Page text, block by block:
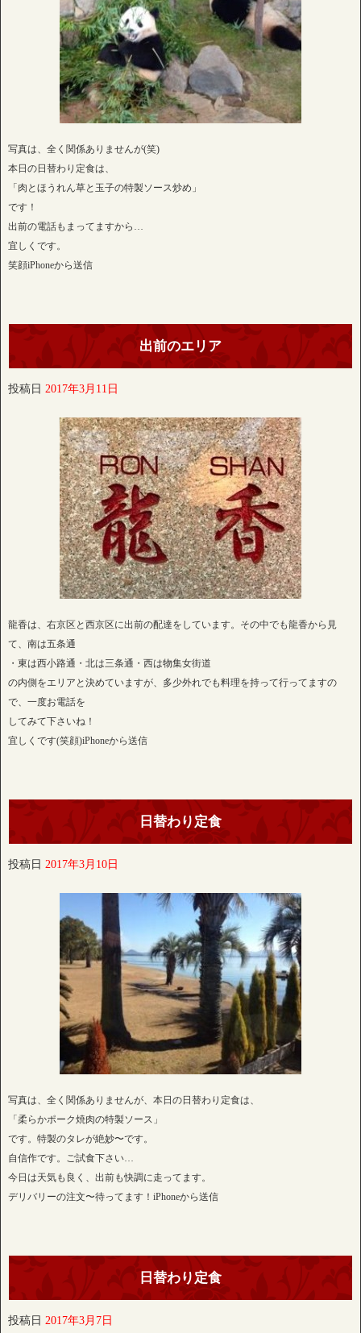
写真は、全く関係ありませんが(笑)
本日の日替わり定食は、
「肉とほうれん草と玉子の特製ソース炒め」
です！
出前の電話もまってますから…
宜しくです。
笑顔iPhoneから送信
出前のエリア
投稿日 2017年3月11日
龍香は、右京区と西京区に出前の配達をしています。その中でも龍香から見
て、南は五条通
・東は西小路通・北は三条通・西は物集女街道
の内側をエリアと決めていますが、多少外れでも料理を持って行ってますの
で、一度お電話を
してみて下さいね！
宜しくです(笑顔)iPhoneから送信
日替わり定食
投稿日 2017年3月10日
写真は、全く関係ありませんが、本日の日替わり定食は、
「柔らかポーク焼肉の特製ソース」
です。特製のタレが絶妙〜です。
自信作です。ご試食下さい…
今日は天気も良く、出前も快調に走ってます。
デリバリーの注文〜待ってます！iPhoneから送信
日替わり定食
投稿日 2017年3月7日